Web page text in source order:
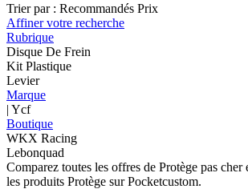
Trier par : Recommandés Prix
Affiner votre recherche
Rubrique
Disque De Frein
Kit Plastique
Levier
Marque
| Ycf
Boutique
WKX Racing
Lebonquad
Comparez toutes les offres de Protège pas cher
les produits Protège sur Pocketcustom.